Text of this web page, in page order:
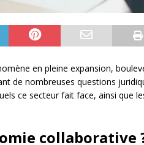
en pleine expansion,
de nombreuses questions
ce secteur fait face, ainsi que
collaborative